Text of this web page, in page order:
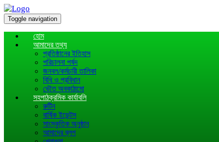
Toggle navigation
হোম
আমাদের তথ্য
প্রতিষ্ঠানের ইতিহাস
পরিচালনা পর্ষদ
জনবল/কর্মচারী তালিকা
বিধি ও প্রবিধান
ভৌত অবকাঠামো
সহপাঠক্রমিক কার্যাবলি
রুটিন
বার্ষিক ইভেন্টস
সাংস্কৃতিক অনুষ্ঠান
আমাদের ব্লগ